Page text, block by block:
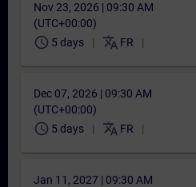
Nov 23, 2026 | 09:30 AM
(UTC+00:00)
schedule 5 days translate FR
Dec 07, 2026 | 09:30 AM
(UTC+00:00)
schedule 5 days translate FR
Jan 11, 2027 | 09:30 AM